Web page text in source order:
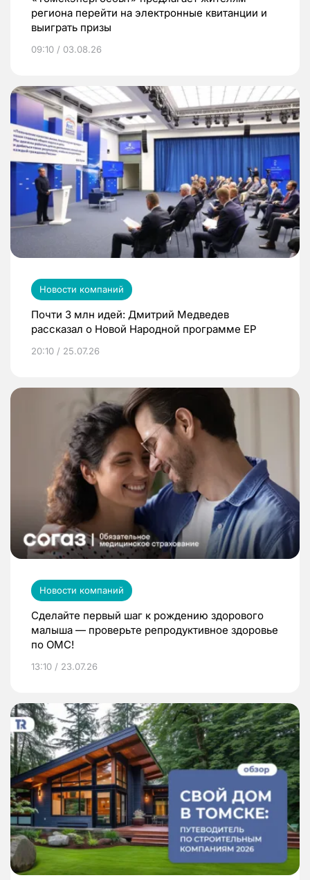
региона перейти на электронные квитанции и
выиграть призы
09:10 / 03.08.26
Новости компаний
Почти 3 млн идей: Дмитрий Медведев
рассказал о Новой Народной программе ЕР
20:10 / 25.07.26
Новости компаний
Сделайте первый шаг к рождению здорового
малыша — проверьте репродуктивное здоровье
по ОМС!
13:10 / 23.07.26